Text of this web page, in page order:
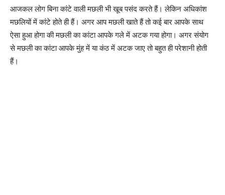
आजकल लोग बिना कांटे वाली मछली भी खूब पसंद करते हैं। लेकिन अधिकांश
मछलियों में कांटे होते ही हैं। अगर आप मछली खाते हैं तो कई बार आपके साथ
ऐसा हुआ होगा की मछली का कांटा आपके गले में अटक गया होगा। अगर संयोग
से मछली का कांटा आपके मुंह में या कंठ में अटक जाए तो बहुत ही परेशानी होती
हैं।